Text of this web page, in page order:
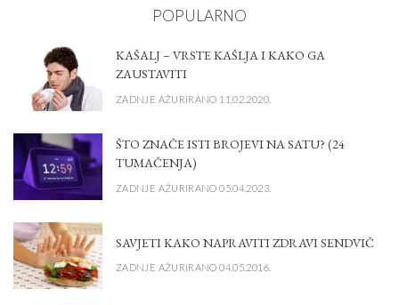
POPULARNO
KAŠALJ – VRSTE KAŠLJA I KAKO GA
ZAUSTAVITI
ZADNJE AŽURIRANO 11.02.2020.
ŠTO ZNAČE ISTI BROJEVI NA SATU? (24
TUMAČENJA)
ZADNJE AŽURIRANO 05.04.2023.
SAVJETI KAKO NAPRAVITI ZDRAVI SENDVIČ
ZADNJE AŽURIRANO 04.05.2016.